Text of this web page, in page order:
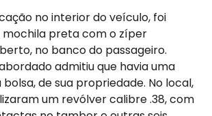
no interior do veículo, foi
mochila preta com o zíper
no banco do passageiro.
admitiu que havia uma
de sua propriedade. No local,
um revólver calibre .38, com